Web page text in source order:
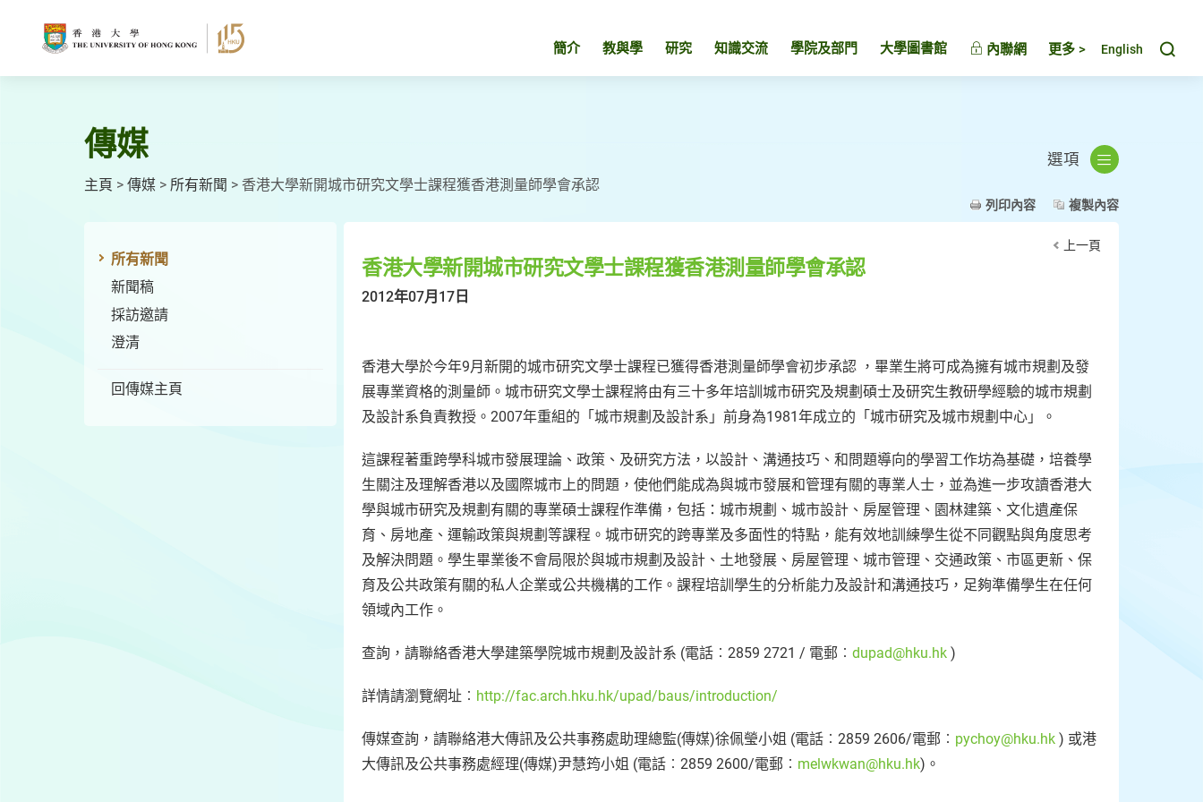
簡介 教與學 研究 知識交流 學院及部門 大學圖書館 內聯網 更多 > English
傳媒
主頁 > 傳媒 > 所有新聞 > 香港大學新開城市研究文學士課程獲香港測量師學會承認
選項
列印內容 複製內容
所有新聞
新聞稿
採訪邀請
澄清
回傳媒主頁
上一頁
香港大學新開城市研究文學士課程獲香港測量師學會承認
2012年07月17日
香港大學於今年9月新開的城市研究文學士課程已獲得香港測量師學會初步承認 ，畢業生將可成為擁有城市規劃及發
展專業資格的測量師。城市研究文學士課程將由有三十多年培訓城市研究及規劃碩士及研究生教研學經驗的城市規劃
及設計系負責教授。2007年重組的「城市規劃及設計系」前身為1981年成立的「城市研究及城市規劃中心」。
這課程著重跨學科城市發展理論、政策、及研究方法，以設計、溝通技巧、和問題導向的學習工作坊為基礎，培養學
生關注及理解香港以及國際城市上的問題，使他們能成為與城市發展和管理有關的專業人士，並為進一步攻讀香港大
學與城市研究及規劃有關的專業碩士課程作準備，包括：城市規劃、城市設計、房屋管理、園林建築、文化遺產保
育、房地產、運輸政策與規劃等課程。城市研究的跨專業及多面性的特點，能有效地訓練學生從不同觀點與角度思考
及解決問題。學生畢業後不會局限於與城市規劃及設計、土地發展、房屋管理、城市管理、交通政策、市區更新、保
育及公共政策有關的私人企業或公共機構的工作。課程培訓學生的分析能力及設計和溝通技巧，足夠準備學生在任何
領域內工作。
查詢，請聯絡香港大學建築學院城市規劃及設計系 (電話︰2859 2721 / 電郵︰ dupad@hku.hk )
詳情請瀏覽網址︰ http://fac.arch.hku.hk/upad/baus/introduction/
傳媒查詢，請聯絡港大傳訊及公共事務處助理總監(傳媒)徐佩瑩小姐 (電話︰2859 2606/電郵︰ pychoy@hku.hk ) 或港
大傳訊及公共事務處經理(傳媒)尹慧筠小姐 (電話︰2859 2600/電郵︰ melwkwan@hku.hk)。